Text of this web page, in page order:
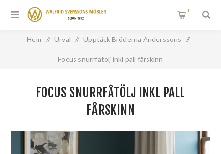
0
Hem / Urval / Upptäck Bröderna Anderssons /
Focus snurrfåtölj inkl pall fårskinn
FOCUS SNURRFÅTÖLJ INKL PALL
FÅRSKINN